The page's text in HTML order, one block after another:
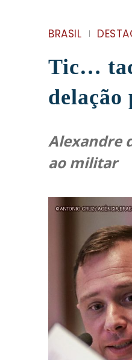
BRASIL
Tic…
Alexandre
ao militar